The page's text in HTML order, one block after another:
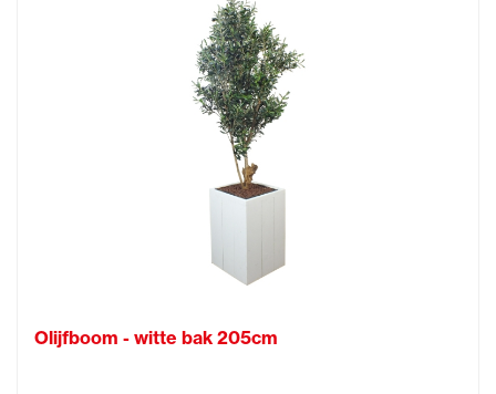
Olijfboom - witte bak 205cm